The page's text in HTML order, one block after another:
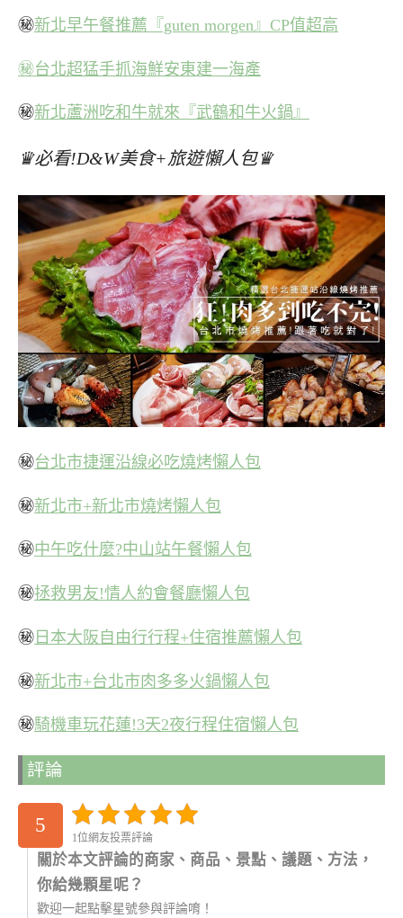
㊙新北早午餐推薦『guten morgen』CP值超高
㊙台北超猛手抓海鮮安東建一海產
㊙新北蘆洲吃和牛就來『武鶴和牛火鍋』
♛必看!D&W美食+旅遊懶人包♛
㊙台北市捷運沿線必吃燒烤懶人包
㊙新北市+新北市燒烤懶人包
㊙中午吃什麼?中山站午餐懶人包
㊙拯救男友!情人約會餐廳懶人包
㊙ 日本大阪自由行行程+住宿推薦懶人包
㊙新北市+台北市肉多多火鍋懶人包
㊙騎機車玩花蓮!3天2夜行程住宿懶人包
評論
5
1位網友投票評論
關於本文評論的商家、商品、景點、議題、方法，
你給幾顆星呢？
歡迎一起點擊星號參與評論唷！